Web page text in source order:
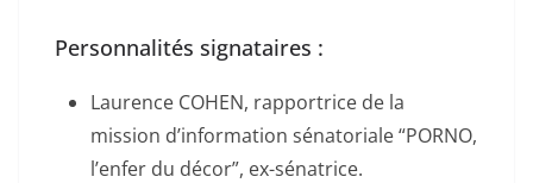
Personnalités signataires :
Laurence COHEN, rapportrice de la
mission d’information sénatoriale “PORNO,
l’enfer du décor”, ex-sénatrice.